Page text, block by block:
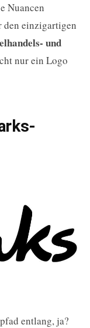
Nuancen
den einzigartigen
und
nur ein Logo
entlang, ja?